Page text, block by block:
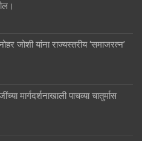
जोशी यांना राज्यस्तरीय ‘समाजरत्न’
मार्गदर्शनाखाली पाचव्या चातुर्मास